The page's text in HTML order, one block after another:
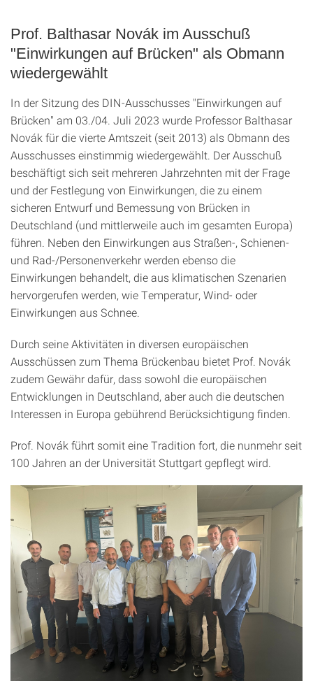
Prof. Balthasar Novák im Ausschuß
"Einwirkungen auf Brücken" als Obmann
wiedergewählt
In der Sitzung des DIN-Ausschusses "Einwirkungen auf
Brücken" am 03./04. Juli 2023 wurde Professor Balthasar
Novák für die vierte Amtszeit (seit 2013) als Obmann des
Ausschusses einstimmig wiedergewählt. Der Ausschuß
beschäftigt sich seit mehreren Jahrzehnten mit der Frage
und der Festlegung von Einwirkungen, die zu einem
sicheren Entwurf und Bemessung von Brücken in
Deutschland (und mittlerweile auch im gesamten Europa)
führen. Neben den Einwirkungen aus Straßen-, Schienen-
und Rad-/Personenverkehr werden ebenso die
Einwirkungen behandelt, die aus klimatischen Szenarien
hervorgerufen werden, wie Temperatur, Wind- oder
Einwirkungen aus Schnee.
Durch seine Aktivitäten in diversen europäischen
Ausschüssen zum Thema Brückenbau bietet Prof. Novák
zudem Gewähr dafür, dass sowohl die europäischen
Entwicklungen in Deutschland, aber auch die deutschen
Interessen in Europa gebührend Berücksichtigung finden.
Prof. Novák führt somit eine Tradition fort, die nunmehr seit
100 Jahren an der Universität Stuttgart gepflegt wird.